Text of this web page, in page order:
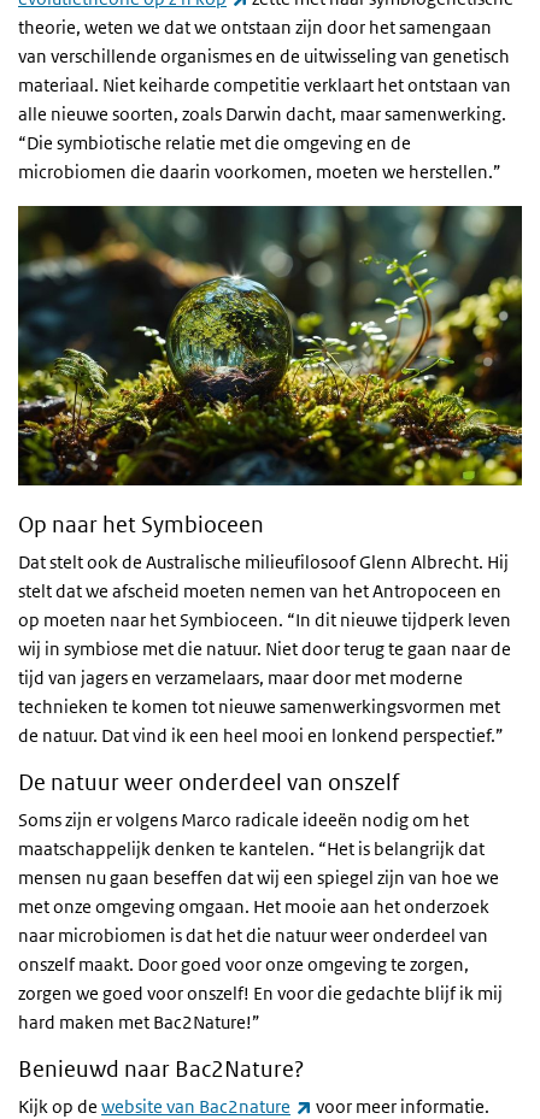
theorie, weten we dat we ontstaan zijn door het samengaan
van verschillende organismes en de uitwisseling van genetisch
materiaal. Niet keiharde competitie verklaart het ontstaan van
alle nieuwe soorten, zoals Darwin dacht, maar samenwerking.
“Die symbiotische relatie met die omgeving en de
microbiomen die daarin voorkomen, moeten we herstellen.”
Op naar het Symbioceen
Dat stelt ook de Australische milieufilosoof Glenn Albrecht. Hij
stelt dat we afscheid moeten nemen van het Antropoceen en
op moeten naar het Symbioceen. “In dit nieuwe tijdperk leven
wij in symbiose met die natuur. Niet door terug te gaan naar de
tijd van jagers en verzamelaars, maar door met moderne
technieken te komen tot nieuwe samenwerkingsvormen met
de natuur. Dat vind ik een heel mooi en lonkend perspectief.”
De natuur weer onderdeel van onszelf
Soms zijn er volgens Marco radicale ideeën nodig om het
maatschappelijk denken te kantelen. “Het is belangrijk dat
mensen nu gaan beseffen dat wij een spiegel zijn van hoe we
met onze omgeving omgaan. Het mooie aan het onderzoek
naar microbiomen is dat het die natuur weer onderdeel van
onszelf maakt. Door goed voor onze omgeving te zorgen,
zorgen we goed voor onszelf! En voor die gedachte blijf ik mij
hard maken met Bac2Nature!”
Benieuwd naar Bac2Nature?
Kijk op de website van Bac2nature (externe link)
voor meer informatie.